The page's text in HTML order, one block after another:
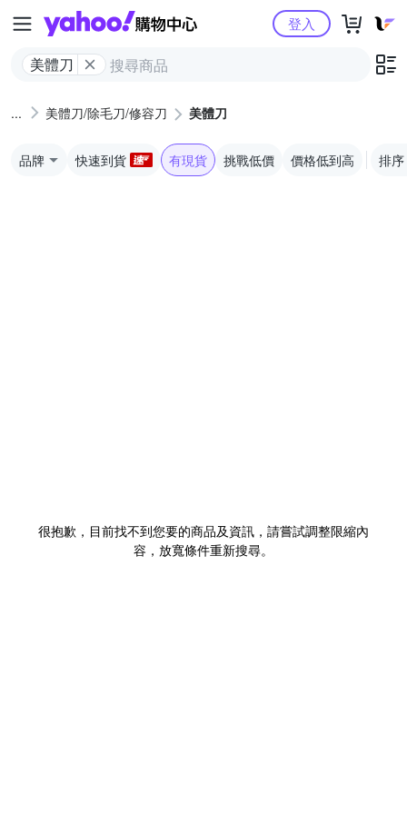
Yahoo購物中心
美體刀
登入
美體刀/除毛刀/修容刀 美體刀
品牌 快速到貨 有現貨 挑戰低價 價格低到高 排序
很抱歉，目前找不到您要的商品及資訊，請嘗試調整限縮內
容，放寬條件重新搜尋。